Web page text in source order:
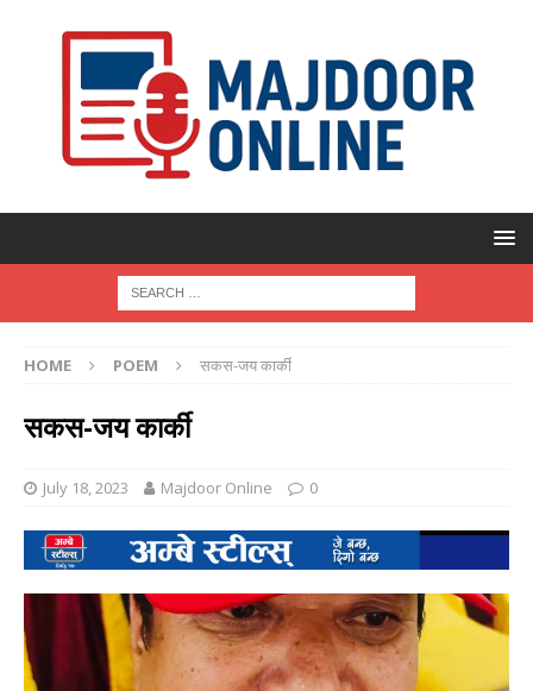
HOME POEM सकस-जय कार्की
सकस-जय कार्की
July 18, 2023 Majdoor Online 0